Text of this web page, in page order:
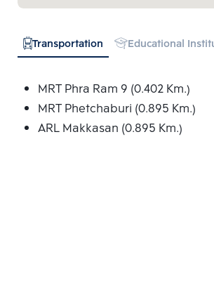
Transportation Educational
MRT Phra Ram 9 (0.402 Km.)
MRT Phetchaburi (0.895 Km.)
ARL Makkasan (0.895 Km.)